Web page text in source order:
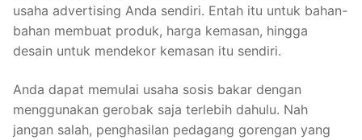
usaha advertising Anda sendiri. Entah itu untuk bahan-
bahan membuat produk, harga kemasan, hingga
desain untuk mendekor kemasan itu sendiri.
Anda dapat memulai usaha sosis bakar dengan
menggunakan gerobak saja terlebih dahulu. Nah
jangan salah, penghasilan pedagang gorengan yang